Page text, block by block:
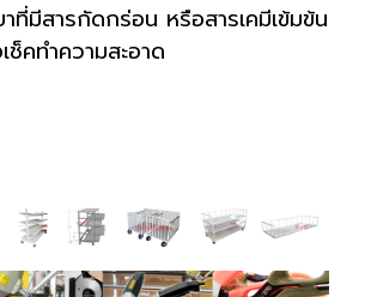
าที่มีสารกัดกร่อน หรือสารเคมีเข้มข้น
ช็คทำความสะอาด